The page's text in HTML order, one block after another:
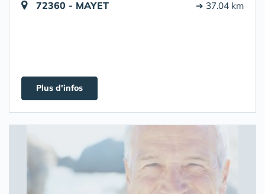
72360 - MAYET ➔ 37.04 km
Plus d'infos